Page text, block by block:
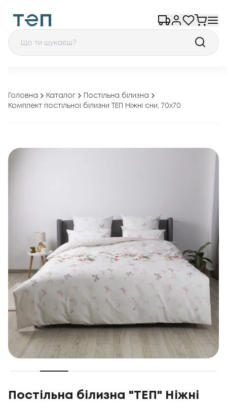
Головна Каталог
Постільна білизна
Комплект постільної білизни ТЕП Ніжні сни, 70x70
Постільна білизна "ТЕП" Ніжні